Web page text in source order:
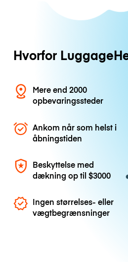
Hvorfor
Mere end 2000
opbevaringssteder
Ankom når som helst i
åbningstiden
Beskyttelse med
dækning op til$3000
Ingen størrelses- eller
vægtbegrænsninger